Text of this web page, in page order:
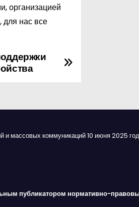
организацией
для нас все
и массовых коммуникаций 10 июня 2025
публикатором нормативно-